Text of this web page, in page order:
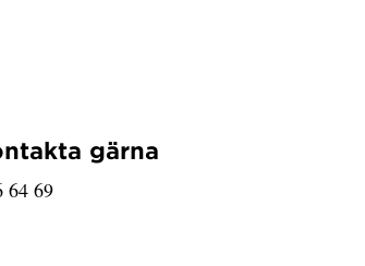
gärna
64 69